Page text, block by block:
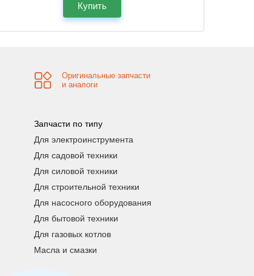
Купить
Оригинальные запчасти
и аналоги
Запчасти по типу
Для электроинструмента
Для садовой техники
Для силовой техники
Для строительной техники
Для насосного оборудования
Для бытовой техники
Для газовых котлов
Масла и смазки